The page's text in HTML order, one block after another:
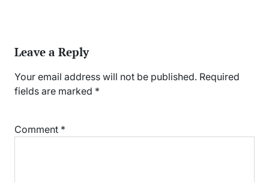
Leave a Reply
Your email address will not be published. Required
fields are marked *
Comment *